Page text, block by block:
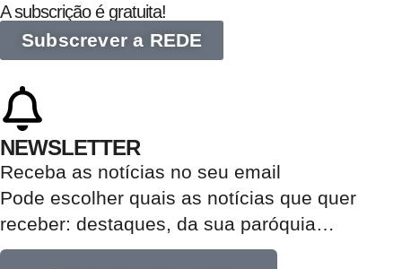
A subscrição é gratuita!
Subscrever a REDE
NEWSLETTER
Receba as notícias no seu email​
Pode escolher quais as notícias que quer
receber: destaques, da sua paróquia…